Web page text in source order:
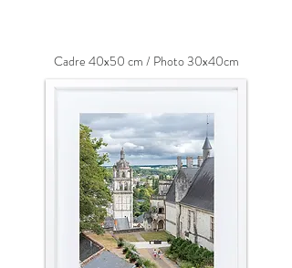
Cadre 40x50 cm / Photo 30x40cm